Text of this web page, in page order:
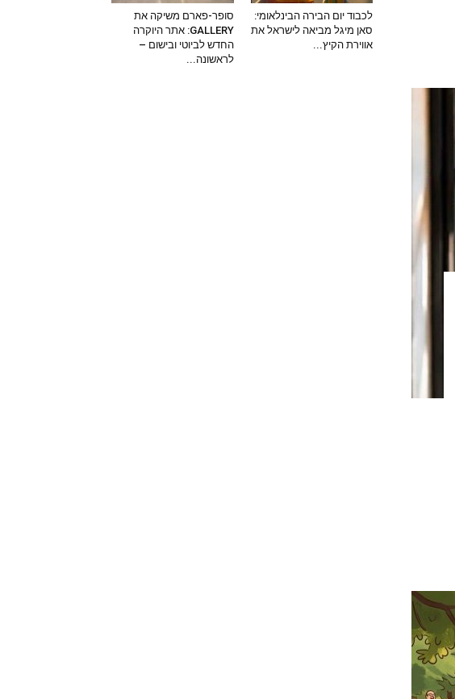
לכבוד יום הבירה הבינלאומי:
סאן מיגל מביאה לישראל את
אווירת הקיץ...
סופר-פארם משיקה את
GALLERY: אתר היוקרה
החדש לביוטי ובישום –
לראשונה...